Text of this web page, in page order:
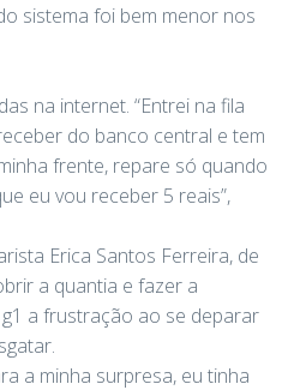
sistema foi bem menor nos
na internet. “Entrei na fila
do banco central e tem
frente, repare só quando
eu vou receber 5 reais”,
Erica Santos Ferreira, de
a quantia e fazer a
a frustração ao se deparar
a minha surpresa, eu tinha